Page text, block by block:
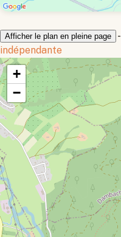
Afficher le plan en pleine page -
indépendante